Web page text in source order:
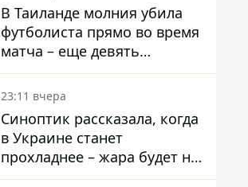
В Таиланде молния убила
футболиста прямо во время
матча – еще девять
пострадали
23:11 вчера
Синоптик рассказала, когда
в Украине станет
прохладнее – жара будет не
долго